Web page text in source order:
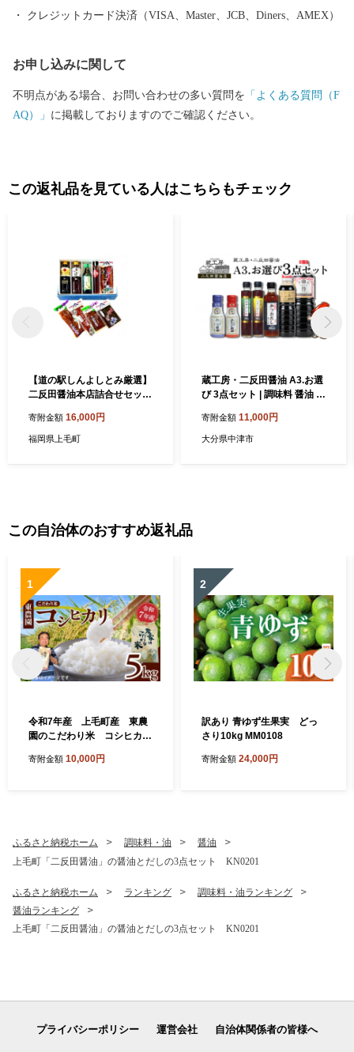
援をよろしくお願いします。
クレジットカード決済（VISA、Master、JCB、Diners、AMEX）
お申し込みに関して
不明点がある場合、お問い合わせの多い質問を 「よくある質問（F
AQ）」 に掲載しておりますのでご確認ください。
この返礼品を見ている人はこちらもチェック
【道の駅しんよしとみ厳選】
二反田醤油本店詰合せセッ
寄附金額 16,000円
福岡県上毛町
蔵工房・二反田醤油 A3.お選
び 3点セット | 調味料 醤油 し
りこだし 昆布だし 鰹だし バ
ニラ醤油 みたらし醤油 出汁
寄附金額 11,000円
大分県中津市
この自治体のおすすめ返礼品
1
令和7年産 上毛町産 東農
園のこだわり米 コシヒカ
寄附金額 10,000円
2
訳あり 青ゆず生果実 どっ
さり10kg MM0108
寄附金額 24,000円
ふるさと納税ホーム 調味料・油
醤油
上毛町「二反田醤油」の醤油とだしの3点セット KN0201
ふるさと納税ホーム ランキング
調味料・油ランキング
醤油ランキング
上毛町「二反田醤油」の醤油とだしの3点セット KN0201
プライバシーポリシー 運営会社 自治体関係者の皆様へ